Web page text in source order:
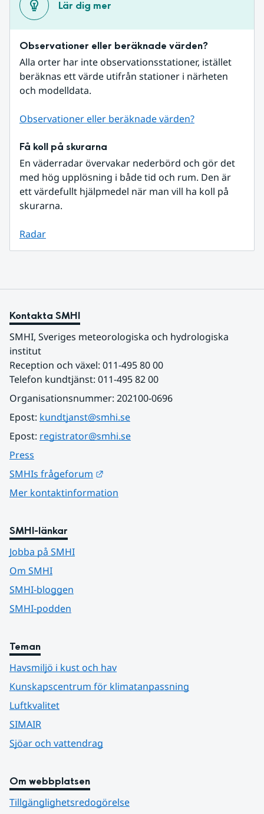
Lär dig mer
Observationer eller beräknade värden?
Alla orter har inte observationsstationer, istället
beräknas ett värde utifrån stationer i närheten
och modelldata.
Observationer eller beräknade värden?
Få koll på skurarna
En väderradar övervakar nederbörd och gör det
med hög upplösning i både tid och rum. Den är
ett värdefullt hjälpmedel när man vill ha koll på
skurarna.
Radar
Kontakta SMHI
SMHI, Sveriges meteorologiska och hydrologiska
institut
Reception och växel: 011-495 80 00
Telefon kundtjänst: 011-495 82 00
Organisationsnummer: 202100-0696
Epost: kundtjanst@smhi.se
Epost: registrator@smhi.se
Press
SMHIs frågeforum
Mer kontaktinformation
SMHI-länkar
Jobba på SMHI
Om SMHI
SMHI-bloggen
SMHI-podden
Teman
Havsmiljö i kust och hav
Kunskapscentrum för klimatanpassning
Luftkvalitet
SIMAIR
Sjöar och vattendrag
Om webbplatsen
Tillgänglighetsredogörelse